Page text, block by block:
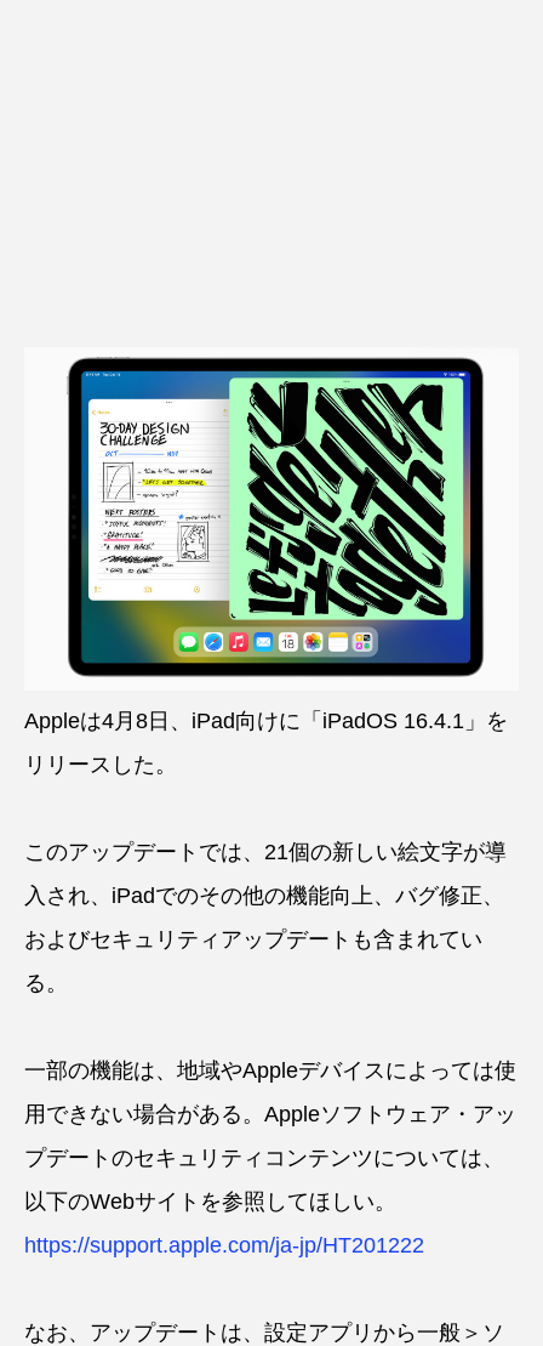
Appleは4月8日、iPad向けに「iPadOS 16.4.1」を
リリースした。
このアップデートでは、21個の新しい絵文字が導
入され、iPadでのその他の機能向上、バグ修正、
およびセキュリティアップデートも含まれてい
る。
一部の機能は、地域やAppleデバイスによっては使
用できない場合がある。Appleソフトウェア・アッ
プデートのセキュリティコンテンツについては、
以下のWebサイトを参照してほしい。
https://support.apple.com/ja-jp/HT201222
なお、アップデートは、設定アプリから一般＞ソ